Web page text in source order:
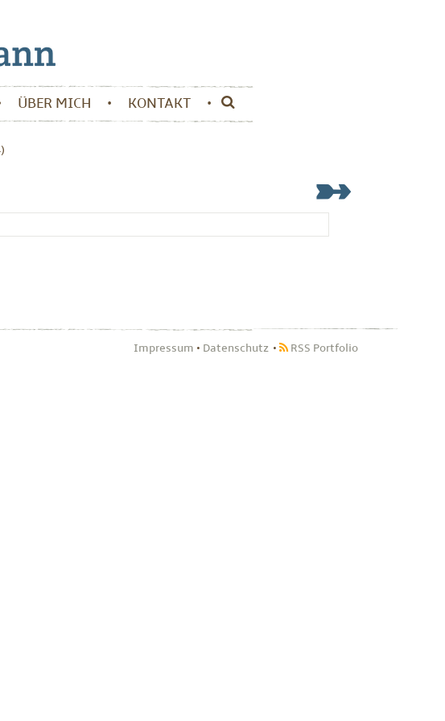
ÜBER MICH KONTAKT
Impressum • Datenschutz RSS Portfolio